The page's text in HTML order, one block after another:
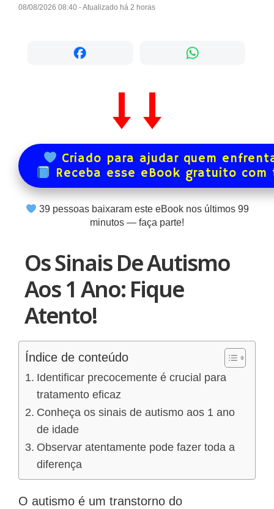
08/08/2026 08:40 - Atualizado há 2 horas
Criado para ajudar quem
Receba esse eBook gratuito
39pessoas baixaram este eBook nos últimos 99
minutos — faça parte!
Os Sinais De Autismo
Aos 1 Ano: Fique
Atento!
Índice de conteúdo
Identificar precocemente é crucial para
tratamento eficaz
Conheça os sinais de autismo aos 1 ano
de idade
Observar atentamente pode fazer toda a
diferença
O autismo é um transtorno do